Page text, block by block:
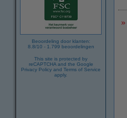
Beoordeling door klanten:
8.8/10 - 1.799 beoordelingen
This site is protected by
reCAPTCHA and the Google
Privacy Policy and Terms of Service
apply.